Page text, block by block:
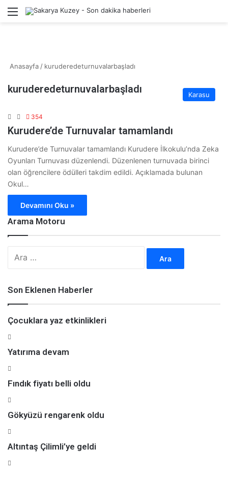
Menü
Anasayfa / kuruderedeturnuvalarbaşladı
kuruderedeturnuvalarbaşladı Karasu
354
Kurudere’de Turnuvalar tamamlandı
Kurudere’de Turnuvalar tamamlandı Kurudere İlkokulu’nda Zeka
Oyunları Turnuvası düzenlendi. Düzenlenen turnuvada birinci
olan öğrencilere ödülleri takdim edildi. Açıklamada bulunan
Okul…
Devamını Oku »
Arama Motoru
a
:
Son Eklenen Haberler
Çocuklara yaz etkinlikleri
Yatırıma devam
Fındık fiyatı belli oldu
Gökyüzü rengarenk oldu
Altıntaş Çilimli’ye geldi